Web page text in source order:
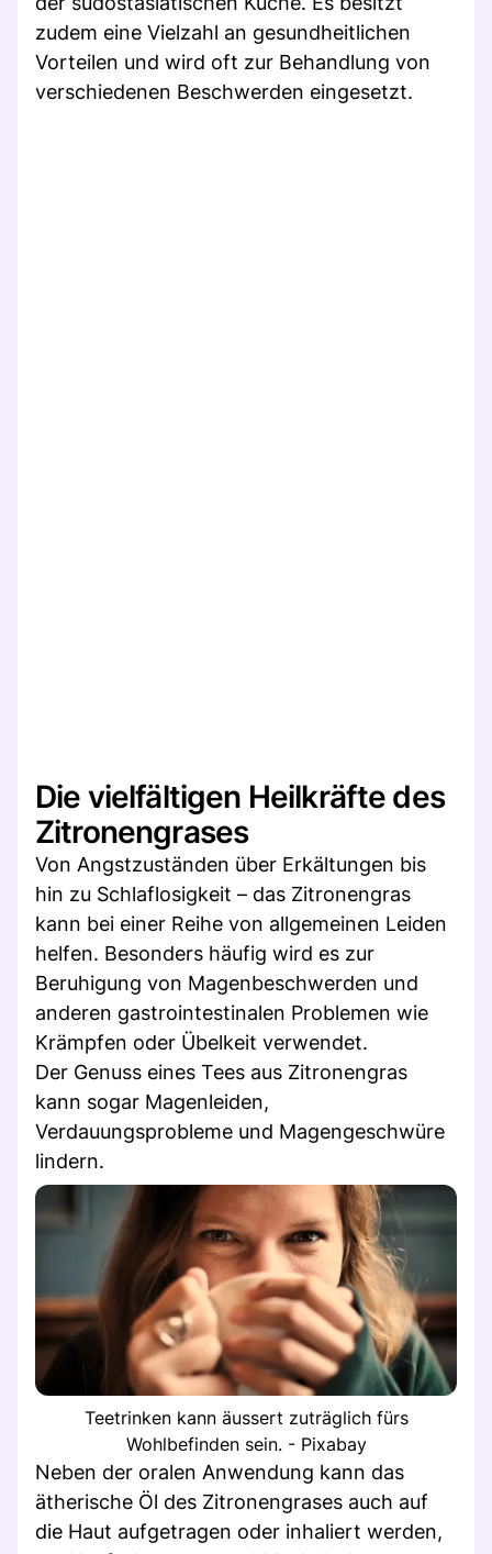
zudem eine Vielzahl an gesundheitlichen
Vorteilen und wird oft zur Behandlung von
verschiedenen Beschwerden eingesetzt.
Die vielfältigen Heilkräfte des
Zitronengrases
Von Angstzuständen über Erkältungen bis
hin zu Schlaflosigkeit – das Zitronengras
kann bei einer Reihe von allgemeinen Leiden
helfen. Besonders häufig wird es zur
Beruhigung von Magenbeschwerden und
anderen gastrointestinalen Problemen wie
Krämpfen oder Übelkeit verwendet.
Der Genuss eines Tees aus Zitronengras
kann sogar Magenleiden,
Verdauungsprobleme und Magengeschwüre
lindern.
Teetrinken kann äussert zuträglich fürs
Wohlbefinden sein. - Pixabay
Neben der oralen Anwendung kann das
ätherische Öl des Zitronengrases auch auf
die Haut aufgetragen oder inhaliert werden,